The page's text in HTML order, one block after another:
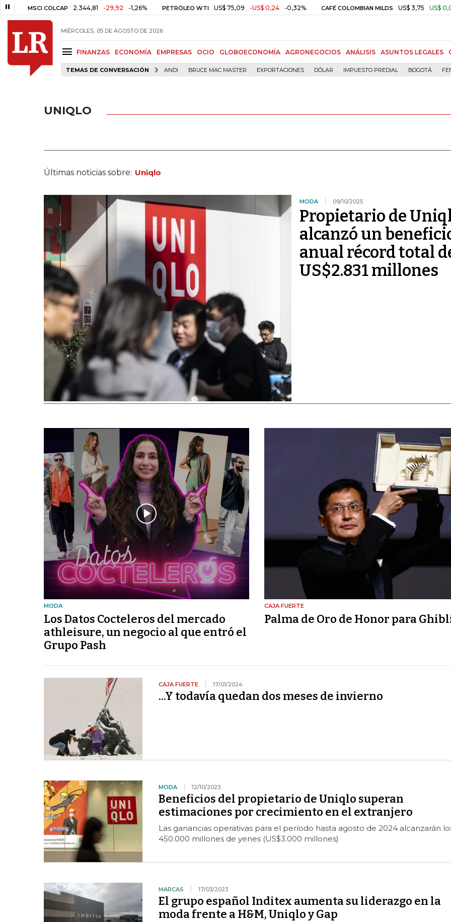
COLCAP 2.344,81 -29,92 -1,26% PETRÓLEO WTI US$ 75,09 -US$ 0,24 -0,32% CAFÉ COLOMBIAN MILDS US$ 3,75 US$ 0,00 +0,01%
MIÉRCOLES, 05 DE AGOSTO DE 2026
FINANZAS ECONOMÍA EMPRESAS OCIO GLOBOECONOMÍA AGRONEGOCIOS ANÁLISIS ASUNTOS LEGALES
TEMAS DE CONVERSACIÓN ANDI BRUCE MAC MASTER EXPORTACIONES DÓLAR IMPUESTO PREDIAL BOGOTÁ
UNIQLO
Últimas noticias sobre: Uniqlo
MODA 09/10/2025
Propietario de
alcanzó un
anual récord total
US$2.831 millones
MODA
Los Datos Cocteleros del mercado
athleisure, un negocio al que entró el
Grupo Pash
CAJA FUERTE
Palma de Oro de Honor para
CAJA FUERTE 17/01/2024
...Y todavía quedan dos meses de invierno
MODA 12/10/2023
Beneficios del propietario de Uniqlo superan
estimaciones por crecimiento en el extranjero
Las ganancias operativas para el período hasta agosto de 2024 alcanzarán
450.000 millones de yenes (US$3.000 millones)
MARCAS 17/03/2023
El grupo español Inditex aumenta su liderazgo en la
moda frente a H&M, Uniqlo y Gap